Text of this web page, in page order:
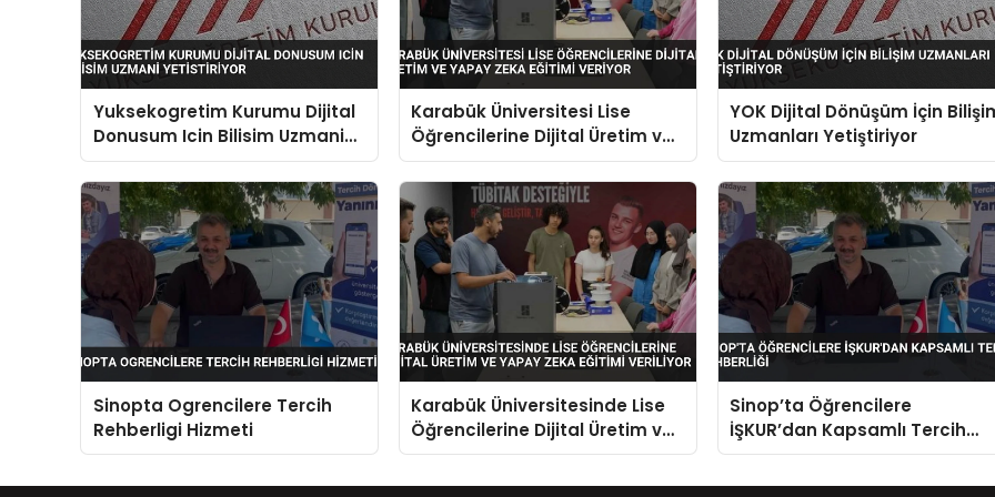
Yuksekogretim Kurumu Dijital
Donusum Icin Bilisim Uzmani
Yetistiriyor
Karabük Üniversitesi Lise
Öğrencilerine Dijital Üretim ve
Yapay Zeka Eğitimi Veriyor
YOK Dijital Dönüşüm İçin
Uzmanları Yetiştiriyor
Sinopta Ogrencilere Tercih
Rehberligi Hizmeti
Karabük Üniversitesinde Lise
Öğrencilerine Dijital Üretim ve
Yapay Zeka Eğitimi Veriliyor
Sinop’ta Öğrencilere
İŞKUR’dan Kapsamlı Tercih
Rehberliği